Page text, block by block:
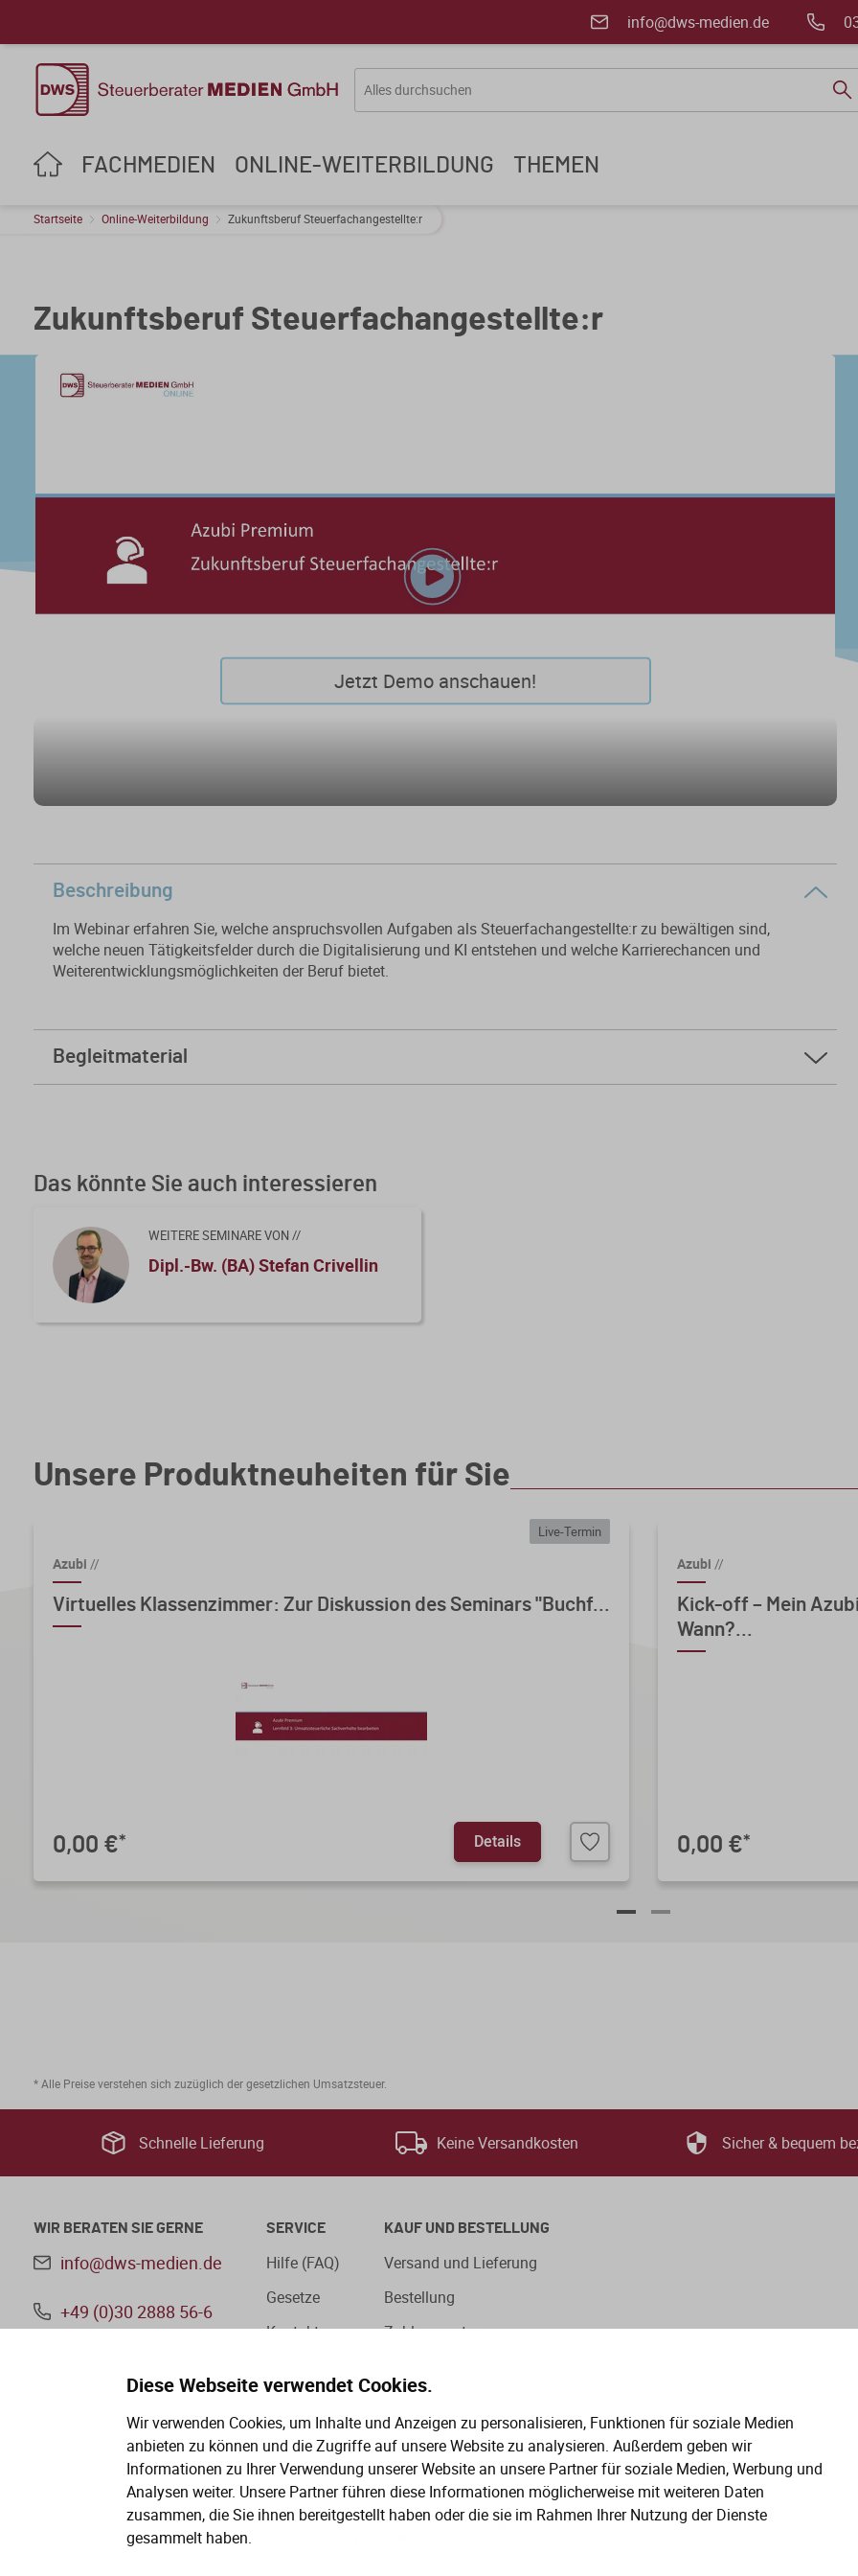
Diese Webseite verwendet Cookies.
Wir verwenden Cookies, um Inhalte und Anzeigen zu personalisieren, Funktionen für soziale Medien
anbieten zu können und die Zugriffe auf unsere Website zu analysieren. Außerdem geben wir
Informationen zu Ihrer Verwendung unserer Website an unsere Partner für soziale Medien, Werbung und
Analysen weiter. Unsere Partner führen diese Informationen möglicherweise mit weiteren Daten
zusammen, die Sie ihnen bereitgestellt haben oder die sie im Rahmen Ihrer Nutzung der Dienste
gesammelt haben.
info@dws-medien.de
FACHMEDIEN ONLINE-WEITERBILDUNG THEMEN
Startseite Online-Weiterbildung Zukunftsberuf Steuerfachangestellte:r
Zukunftsberuf Steuerfachangestellte:r
Play
Video
Jetzt Demo anschauen!
Beschreibung
Im Webinar erfahren Sie, welche anspruchsvollen Aufgaben als Steuerfachangestellte:r zu bewältigen sind,
welche neuen Tätigkeitsfelder durch die Digitalisierung und KI entstehen und welche Karrierechancen und
Weiterentwicklungsmöglichkeiten der Beruf bietet.
Begleitmaterial
Das könnte Sie auch interessieren
WEITERE SEMINARE VON //
Dipl.-Bw. (BA) Stefan Crivellin
Unsere Produktneuheiten für Sie
Live-Termin
Azubi //
Virtuelles Klassenzimmer: Zur Diskussion des Seminars "Buchf...
0,00 €* Details
Azubi //
Kick-off – Mein
Wann?...
0,00 €*
* Alle Preise verstehen sich zuzüglich der gesetzlichen Umsatzsteuer.
Schnelle Lieferung Keine Versandkosten Sicher & bequem
WIR BERATEN SIE GERNE
info@dws-medien.de
+49 (0)30 2888 56-6
SERVICE
Hilfe (FAQ)
Gesetze
Kontakt
KAUF UND BESTELLUNG
Versand und Lieferung
Bestellung
Zahlungsarten
Aus Gründen der besseren Lesbarkeit wird auf die gleichzeitige Verwendung der Sprachformen männlich, weiblich und
divers (m/w/d) verzichtet. Sämtliche Personenbezeichnungen gelten gleichermaßen für alle Geschlechter.
AGB Datenschutzbedingungen